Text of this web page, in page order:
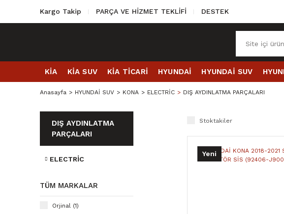
Kargo Takip PARÇA VE HİZMET TEKLİFİ DESTEK
KİA KİA SUV KİA TİCARİ HYUNDAİ HYUNDAİ SUV
Anasayfa HYUNDAİ SUV KONA ELECTRİC DIŞ AYDINLATMA PARÇALARI
DIŞ AYDINLATMA
PARÇALARI
ELECTRİC
TÜM MARKALAR
Orjinal (1)
Stoktakiler
Yeni